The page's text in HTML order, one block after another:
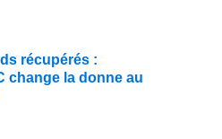
récupérés :
change la donne au